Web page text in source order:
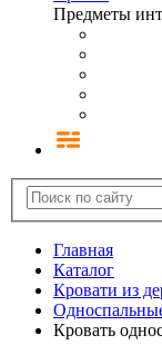
Предметы
Главная
Каталог
Кровати из
Кровать